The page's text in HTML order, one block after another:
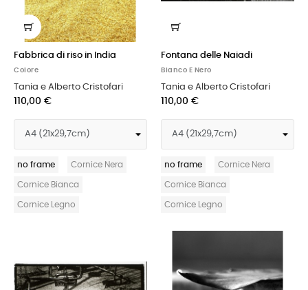
Fabbrica di riso in India
Colore
Tania e Alberto Cristofari
110,00 €
no frame Cornice Nera
Cornice Bianca
Cornice Legno
Fontana delle Naiadi
Bianco E Nero
Tania e Alberto Cristofari
110,00 €
no frame Cornice Nera
Cornice Bianca
Cornice Legno